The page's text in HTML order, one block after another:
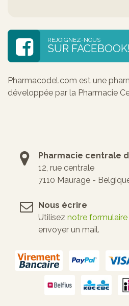
REJOIGNEZ-NOUS
SUR FACEBOOK!
Pharmacodel.com est une
développée par la Pharmacie
Pharmacie centrale
12, rue centrale
7110 Maurage -
Nous écrire
Utilisez notre
envoyer un mail.